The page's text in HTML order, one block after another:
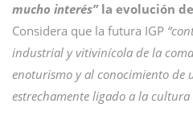
mucho interés”la evolución
Considera que la futura IGP
industrial y vitivinícola de la
enoturismo y al conocimiento de
estrechamente ligado a la